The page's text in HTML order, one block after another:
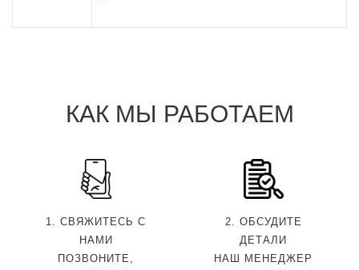
КАК МЫ РАБОТАЕМ
1. СВЯЖИТЕСЬ С
НАМИ
ПОЗВОНИТЕ,
2. ОБСУДИТЕ
ДЕТАЛИ
НАШ МЕНЕДЖЕР